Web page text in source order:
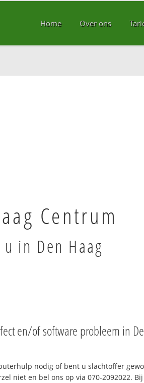
Home Over ons
Centrum
in Den Haag
en/of software probleem in
nodig of bent u slachtoffer
niet en bel ons op via 070-2092022.